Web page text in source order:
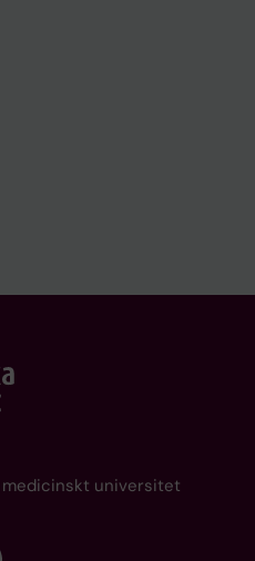
universitet